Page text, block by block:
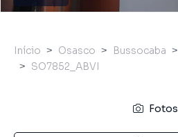
Início Osasco Bussocaba
SO7852_ABVI
Fotos